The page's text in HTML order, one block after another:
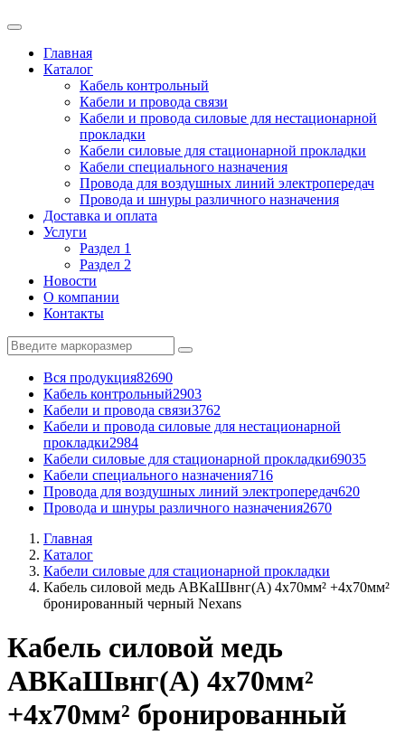
Главная
Каталог
Кабель контрольный
Кабели и провода связи
Кабели и провода силовые для нестационарной
прокладки
Кабели силовые для стационарной прокладки
Кабели специального назначения
Провода для воздушных линий электропередач
Провода и шнуры различного назначения
Доставка и оплата
Услуги
Раздел 1
Раздел 2
Новости
О компании
Контакты
Вся продукция82690
Кабель контрольный2903
Кабели и провода связи3762
Кабели и провода силовые для нестационарной
прокладки2984
Кабели силовые для стационарной прокладки69035
Кабели специального назначения716
Провода для воздушных линий электропередач620
Провода и шнуры различного назначения2670
Главная
Каталог
Кабели силовые для стационарной прокладки
Кабель силовой медь АВКаШвнг(А) 4x70мм² +4x70мм²
бронированный черный Nexans
Кабель силовой медь
АВКаШвнг(А) 4x70мм²
+4x70мм² бронированный